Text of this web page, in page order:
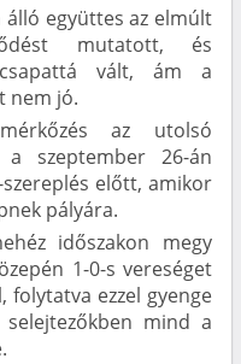
álló együttes az elmúlt
mutatott, és
vált, ám a
nem jó.
az utolsó
a szeptember 26-án
előtt, amikor
pályára.
időszakon megy
1-0-s vereséget
folytatva ezzel gyenge
mind a